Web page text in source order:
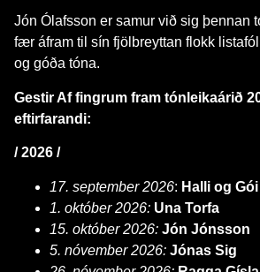
Jón Ólafsson er samur við sig þennan
fær áfram til sín fjölbreyttan flokk
og góða tóna.
Gestir Af fingrum fram tónleikaárið
eftirfarandi:
/ 2026 /
17. september 2026: Halli og Gói
1. október 2026: Una Torfa
15. október 2026: Jón Jónsson
5. nóvember 2026: Jónas Sig